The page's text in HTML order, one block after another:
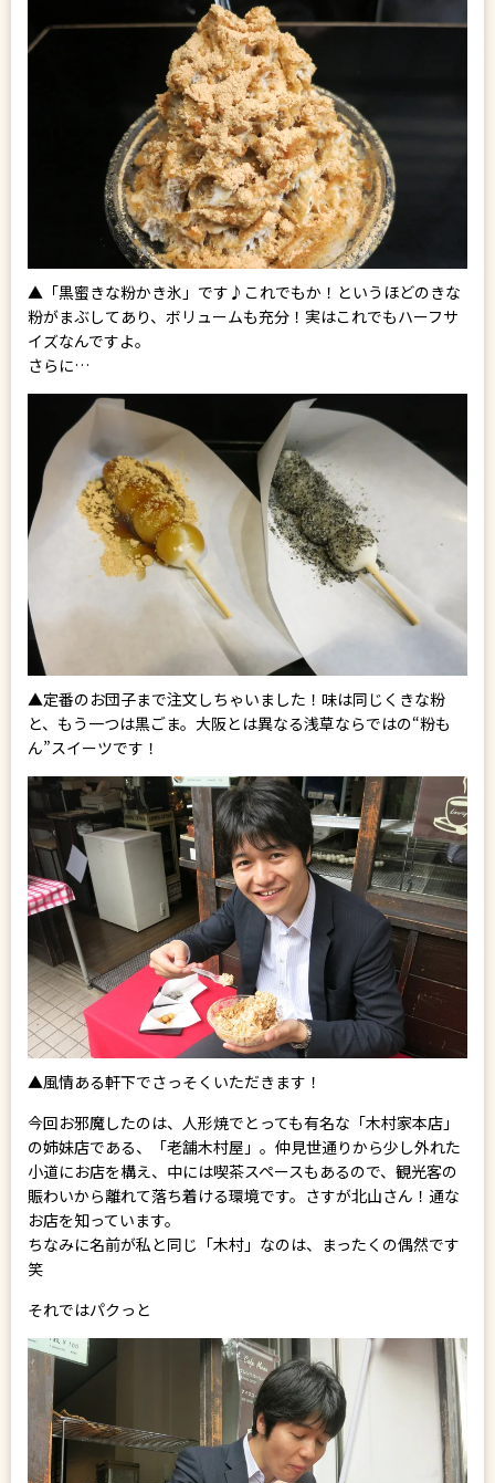
▲「黒蜜きな粉かき氷」です♪これでもか！というほどのきな
粉がまぶしてあり、ボリュームも充分！実はこれでもハーフサ
イズなんですよ。
さらに…
▲定番のお団子まで注文しちゃいました！味は同じくきな粉
と、もう一つは黒ごま。大阪とは異なる浅草ならではの“粉も
ん”スイーツです！
▲風情ある軒下でさっそくいただきます！
今回お邪魔したのは、人形焼でとっても有名な「木村家本店」
の姉妹店である、「老舗木村屋」。仲見世通りから少し外れた
小道にお店を構え、中には喫茶スペースもあるので、観光客の
賑わいから離れて落ち着ける環境です。さすが北山さん！通な
お店を知っています。
ちなみに名前が私と同じ「木村」なのは、まったくの偶然です
笑
それではパクっと